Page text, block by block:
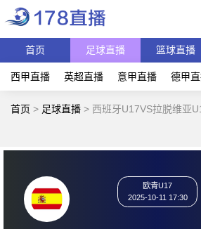
首页 足球直播 篮球直播
西甲直播 英超直播 意甲直播 德甲
首页 > 足球直播 > 西班牙U17VS拉脱维亚